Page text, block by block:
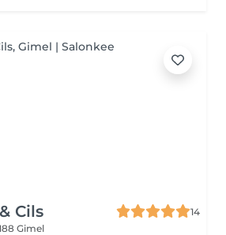
Cils
14
Gimel